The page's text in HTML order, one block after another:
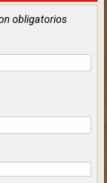
obligatorios